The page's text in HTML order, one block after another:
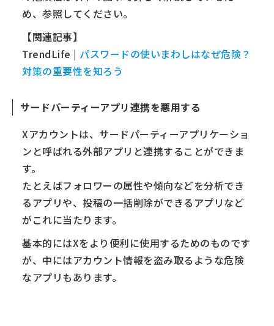
め、参照してください。
【関連記事】
TrendLife | パスワードの使いまわしはなぜ危険？
対策の重要性を知ろう
サードパーティーアプリ連携を悪用する
Xアカウントは、サードパーティーアプリケーショ
ンと呼ばれる外部アプリと連携することができま
す。
たとえばフォロワーの属性や傾向などを分析でき
るアプリや、投稿の一括削除ができるアプリなど
がこれに当たります。
基本的にはXをより便利に使用するためのものです
が、中にはアカウント情報を盗み取るような危険
なアプリもあります。